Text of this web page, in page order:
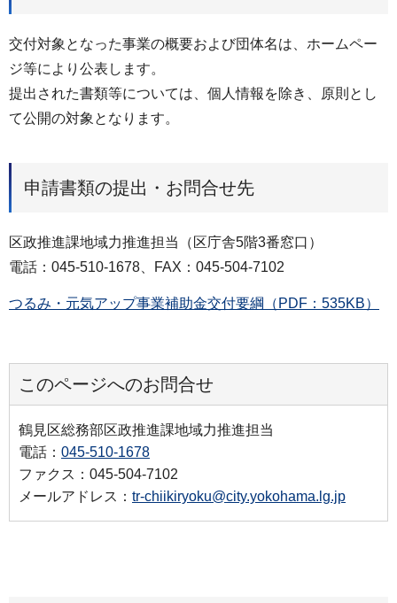
交付対象となった事業の概要および団体名は、ホームペー
ジ等により公表します。
提出された書類等については、個人情報を除き、原則とし
て公開の対象となります。
申請書類の提出・お問合せ先
区政推進課地域力推進担当（区庁舎5階3番窓口）
電話：045-510-1678、FAX：045-504-7102
つるみ・元気アップ事業補助金交付要綱（PDF：535KB）
このページへのお問合せ
鶴見区総務部区政推進課地域力推進担当
電話： 045-510-1678
ファクス：045-504-7102
メールアドレス： tr-chiikiryoku@city.yokohama.lg.jp